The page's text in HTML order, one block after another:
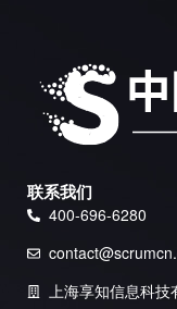
联系我们
400-696-6280
上海享知信息科技